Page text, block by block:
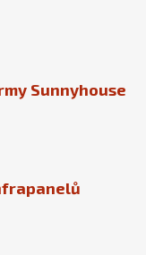
Sunnyhouse